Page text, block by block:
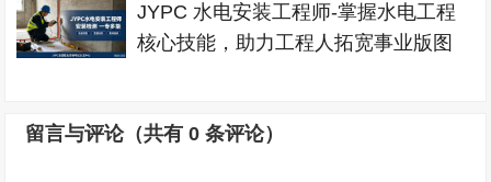
JYPC 水电安装工程师-掌握水电工程
核心技能，助力工程人拓宽事业版图
留言与评论（共有0 条评论）